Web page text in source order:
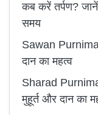
कब करें तर्पण?
समय
Sawan
दान का महत्व
Sharad Purnima
मुहूर्त और दान का